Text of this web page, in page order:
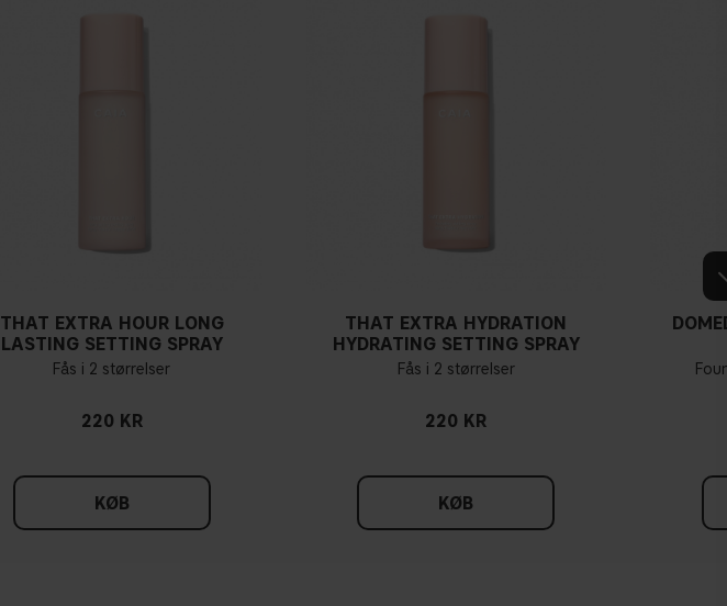
THAT EXTRA HOUR LONG
LASTING SETTING SPRAY
Fås i 2 størrelser
220 KR
KØB
THAT EXTRA HYDRATION
HYDRATING SETTING SPRAY
Fås i 2 størrelser
220 KR
KØB